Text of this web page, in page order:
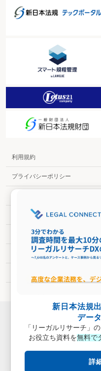
利用規約
プライバシーポリシー
ソーシャルメディア利用規約
特定商取引法に基づく表示
カスタマーハラスメントに対す
Copyright (C)
新日本法規
デー
「リーガルリサーチ」
お役立ち資料を無料で
詳